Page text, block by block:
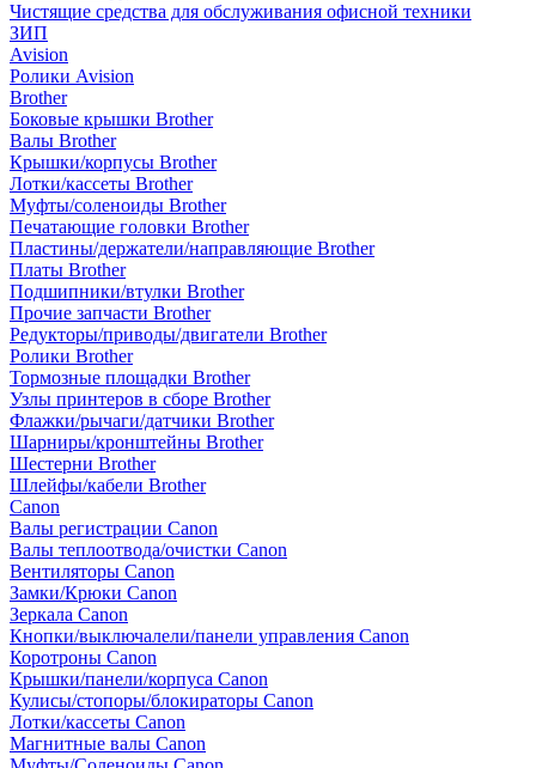
Чистящие средства для обслуживания офисной техники
ЗИП
Avision
Ролики Avision
Brother
Боковые крышки Brother
Валы Brother
Крышки/корпусы Brother
Лотки/кассеты Brother
Муфты/соленоиды Brother
Печатающие головки Brother
Пластины/держатели/направляющие Brother
Платы Brother
Подшипники/втулки Brother
Прочие запчасти Brother
Редукторы/приводы/двигатели Brother
Ролики Brother
Тормозные площадки Brother
Узлы принтеров в сборе Brother
Флажки/рычаги/датчики Brother
Шарниры/кронштейны Brother
Шестерни Brother
Шлейфы/кабели Brother
Canon
Валы регистрации Canon
Валы теплоотвода/очистки Canon
Вентиляторы Canon
Замки/Крюки Canon
Зеркала Canon
Кнопки/выключалели/панели управления Canon
Коротроны Canon
Крышки/панели/корпуса Canon
Кулисы/стопоры/блокираторы Canon
Лотки/кассеты Canon
Магнитные валы Canon